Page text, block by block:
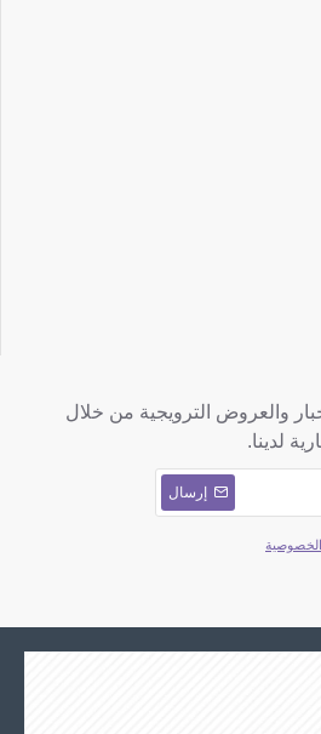
والعروض الترويجية من خلال
لدينا.
إرسال